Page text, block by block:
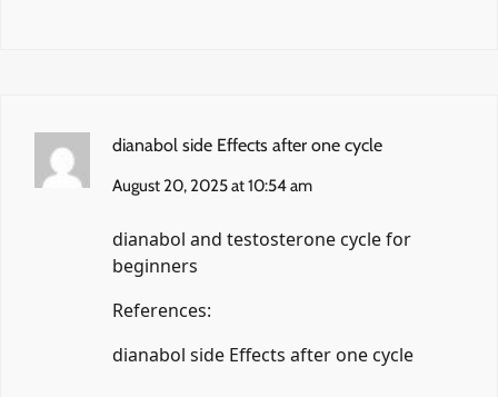
dianabol side Effects after one cycle
August 20, 2025 at 10:54 am
dianabol and testosterone cycle for
beginners
References:
dianabol side Effects after one cycle